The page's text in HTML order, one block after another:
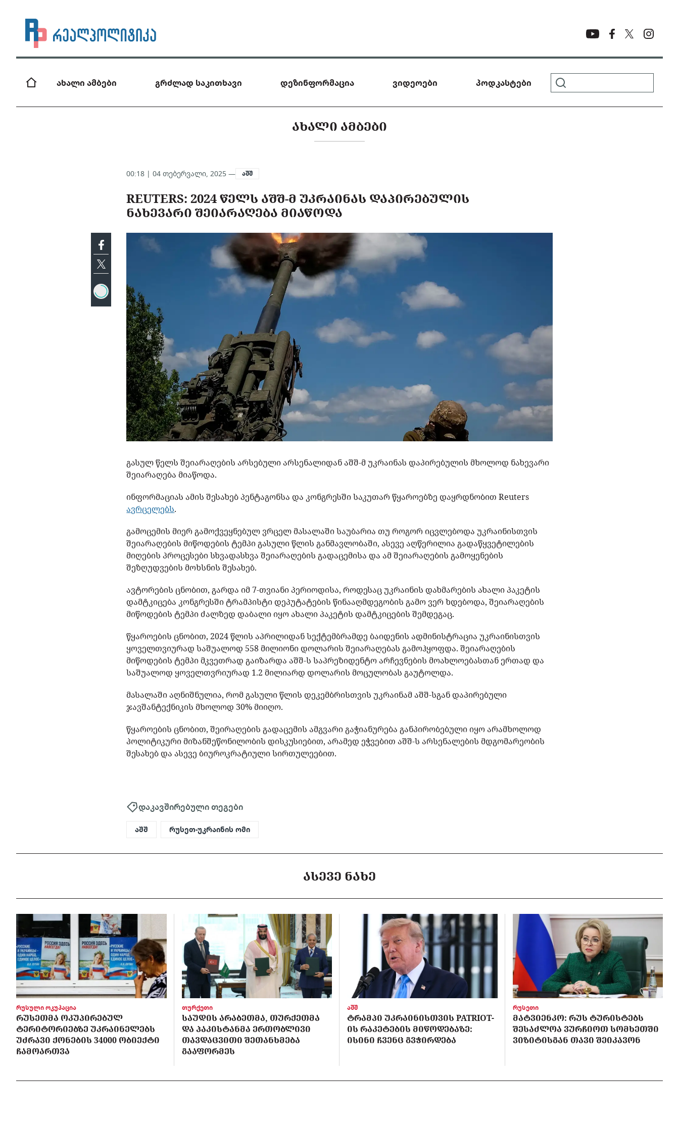
ახალი ამბები გრძლად საკითხავი დეზინფორმაცია ვიდეოები პოდკასტები
ᲐᲮᲐᲚᲘ ᲐᲛᲑᲔᲑᲘ
00:18 | 04 თებერვალი, 2025 — აშშ
REUTERS: 2024 ᲬᲔᲚᲡ ᲐᲨᲨ-Მ ᲣᲙᲠᲐᲘᲜᲐᲡ ᲓᲐᲞᲘᲠᲔᲑᲣᲚᲘᲡ
ᲜᲐᲮᲔᲕᲐᲠᲘ ᲨᲔᲘᲐᲠᲐᲦᲔᲑᲐ ᲛᲘᲐᲬᲝᲓᲐ
გასულ წელს შეიარაღების არსებული არსენალიდან აშშ-მ უკრაინას დაპირებულის მხოლოდ ნახევარი
შეიარაღება მიაწოდა.
ინფორმაციას ამის შესახებ პენტაგონსა და კონგრესში საკუთარ წყაროებზე დაყრდნობით Reuters
ავრცელებს.
გამოცემის მიერ გამოქვეყნებულ ვრცელ მასალაში საუბარია თუ როგორ იცვლებოდა უკრაინისთვის
შეიარაღების მიწოდების ტემპი გასული წლის განმავლობაში, ასევე აღწერილია გადაწყვეტილების
მიღების პროცესები სხვადასხვა შეიარაღების გადაცემისა და ამ შეიარაღების გამოყენების
შეზღუდვების მოხსნის შესახებ.
ავტორების ცნობით, გარდა იმ 7-თვიანი პერიოდისა, როდესაც უკრაინის დახმარების ახალი პაკეტის
დამტკიცება კონგრესში ტრამპისტი დეპუტატების წინააღმდეგობის გამო ვერ ხდებოდა, შეიარაღების
მიწოდების ტემპი ძალზედ დაბალი იყო ახალი პაკეტის დამტკიცების შემდეგაც.
წყაროების ცნობით, 2024 წლის აპრილიდან სექტემბრამდე ბაიდენის ადმინისტრაცია უკრაინისთვის
ყოველთვიურად საშუალოდ 558 მილიონი დოლარის შეიარაღებას გამოჰყოფდა. შეიარაღების
მიწოდების ტემპი მკვეთრად გაიზარდა აშშ-ს საპრეზიდენტო არჩევნების მოახლოებასთან ერთად და
საშუალოდ ყოველთვრიურად 1.2 მილიარდ დოლარის მოცულობას გაუტოლდა.
მასალაში აღნიშნულია, რომ გასული წლის დეკემბრისთვის უკრაინამ აშშ-სგან დაპირებული
ჯავშანტექნიკის მხოლოდ 30% მიიღო.
წყაროების ცნობით, შეირაღების გადაცემის ამგვარი გაჭიანურება განპირობებული იყო არამხოლოდ
პოლიტიკური მიზანშეწონილობის დისკუსიებით, არამედ ეჭვებით აშშ-ს არსენალების მდგომარეობის
შესახებ და ასევე ბიუროკრატიული სირთულეებით.
დაკავშირებული თეგები
აშშ რუსეთ-უკრაინის ომი
ᲐᲡᲔᲕᲔ ᲜᲐᲮᲔ
რუსული ოკუპაცია
ᲠᲣᲡᲔᲗᲛᲐ ᲝᲙᲣᲞᲘᲠᲔᲑᲣᲚ
ᲢᲔᲠᲘᲢᲝᲠᲘᲔᲑᲖᲔ ᲣᲙᲠᲐᲘᲜᲔᲚᲔᲑᲡ
ᲣᲫᲠᲐᲕᲘ ᲥᲝᲜᲔᲑᲘᲡ 34000 ᲝᲑᲘᲔᲥᲢᲘ
ᲩᲐᲛᲝᲐᲠᲗᲕᲐ
თურქეთი
ᲡᲐᲣᲓᲘᲡ ᲐᲠᲐᲑᲔᲗᲛᲐ, ᲗᲣᲠᲥᲔᲗᲛᲐ
ᲓᲐ ᲞᲐᲙᲘᲡᲢᲐᲜᲛᲐ ᲔᲠᲗᲝᲑᲚᲘᲕᲘ
ᲗᲐᲕᲓᲐᲪᲕᲘᲗᲘ ᲨᲔᲗᲐᲜᲮᲛᲔᲑᲐ
ᲒᲐᲐᲤᲝᲠᲛᲔᲡ
აშშ
ᲢᲠᲐᲛᲞᲘ ᲣᲙᲠᲐᲘᲜᲘᲡᲗᲕᲘᲡ PATRIOT-
ᲘᲡ ᲠᲐᲙᲔᲢᲔᲑᲘᲡ ᲛᲘᲬᲝᲓᲔᲑᲐᲖᲔ:
ᲘᲡᲘᲜᲘ ᲩᲕᲔᲜᲪ ᲒᲕᲭᲘᲠᲓᲔᲑᲐ
რუსეთი
ᲛᲐᲢᲕᲘᲔᲜᲙᲝ: ᲠᲣᲡ ᲢᲣᲠᲘᲡᲢᲔᲑᲡ
ᲨᲔᲡᲐᲫᲚᲝᲐ ᲕᲣᲠᲩᲘᲝᲗ ᲡᲝᲛᲮᲔᲗᲨᲘ
ᲕᲘᲖᲘᲢᲘᲡᲒᲐᲜ ᲗᲐᲕᲘ ᲨᲔᲘᲙᲐᲕᲝᲜ